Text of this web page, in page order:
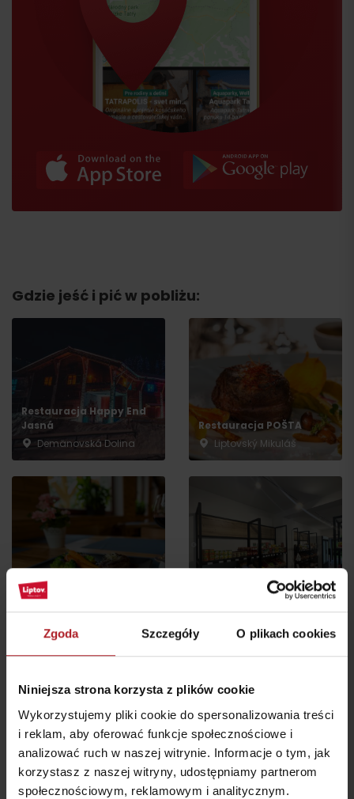
Zgoda Szczegóły O plikach cookies
Niniejsza strona korzysta z plików cookie
Wykorzystujemy pliki cookie do spersonalizowania treści
i reklam, aby oferować funkcje społecznościowe i
analizować ruch w naszej witrynie. Informacje o tym, jak
korzystasz z naszej witryny, udostępniamy partnerom
społecznościowym, reklamowym i analitycznym.
Gdzie jeść i pić w pobliżu:
Restauracja Happy End
Jasná
Demänovská Dolina
Restauracja POŠTA
Liptovský Mikuláš
Reštauracja Hotel Jasná
Demänovská Dolina
Z wielkim sercem
Liptovský Mikuláš
Restauracja Resort
Lúčky
Demänovská Dolina
Restauracja Strachan
Family Jasná
Demänovská dolina